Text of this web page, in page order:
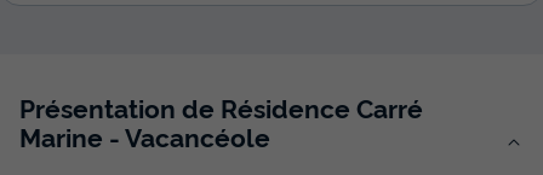
Présentation de Résidence Carré
Marine - Vacancéole